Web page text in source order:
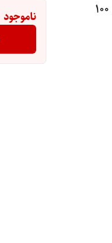
ناموجود